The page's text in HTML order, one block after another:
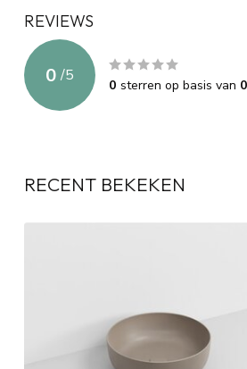
REVIEWS
0 /5
0 sterren op basis van 0
RECENT BEKEKEN